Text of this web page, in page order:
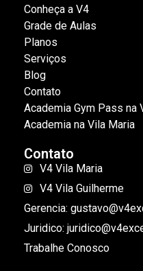
Conheça a V4
Grade de Aulas
Planos
Serviços
Blog
Contato
Academia Gym Pass na
Academia na Vila Maria
Contato
V4 Vila Maria
V4 Vila Guilherme
Gerencia:
Juridico:
Trabalhe Conosco